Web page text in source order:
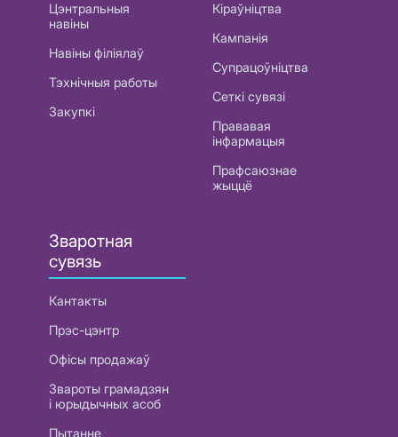
Цэнтральныя
навіны
Навіны філіялаў
Тэхнічныя работы
Закупкі
Кіраўніцтва
Кампанія
Супрацоўніцтва
Сеткі сувязі
Прававая
інфармацыя
Прафсаюзнае
жыццё
Зваротная
сувязь
Кантакты
Прэс-цэнтр
Офісы продажаў
Звароты грамадзян
і юрыдычных асоб
Пытанне